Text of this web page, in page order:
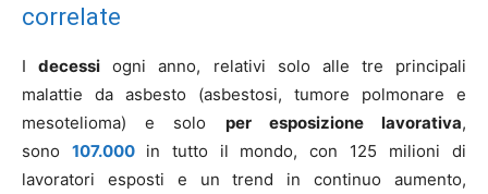
correlate
Idecessi ogni anno, relativi solo alle tre principali
malattie da asbesto (asbestosi, tumore polmonare e
mesotelioma) e solo per esposizione lavorativa,
sono 107.000 in tutto il mondo, con 125 milioni di
lavoratori esposti e un trend in continuo aumento,